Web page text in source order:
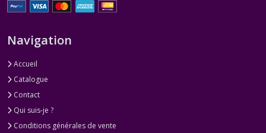
Navigation
Accueil
Catalogue
Contact
Qui suis-je ?
Conditions générales de vente